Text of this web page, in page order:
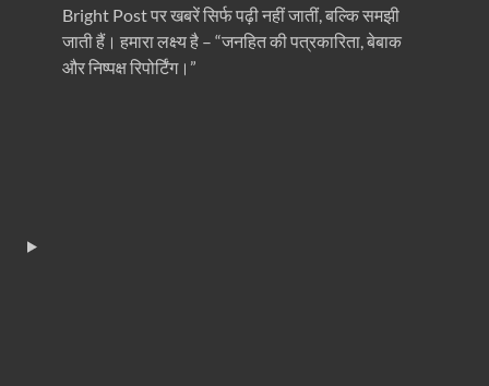
Bright Post पर खबरें सिर्फ पढ़ी नहीं जातीं, बल्कि समझी
जाती हैं। हमारा लक्ष्य है – “जनहित की पत्रकारिता, बेबाक
और निष्पक्ष रिपोर्टिंग।”